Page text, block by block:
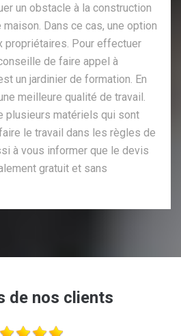
un obstacle à la construction
Dans ce cas, une option
propriétaires. Pour effectuer
de faire appel à
un jardinier de formation. En
meilleure qualité de travail.
plusieurs matériels qui sont
le travail dans les règles de
à vous informer que le devis
gratuit et sans
de nos clients